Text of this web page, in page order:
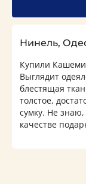
Нинель,
Купили
Выглядит
блестящая
толстое,
сумку. Не
качестве